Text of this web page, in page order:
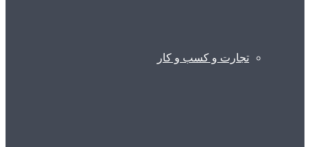
تجارت و کسب و کار